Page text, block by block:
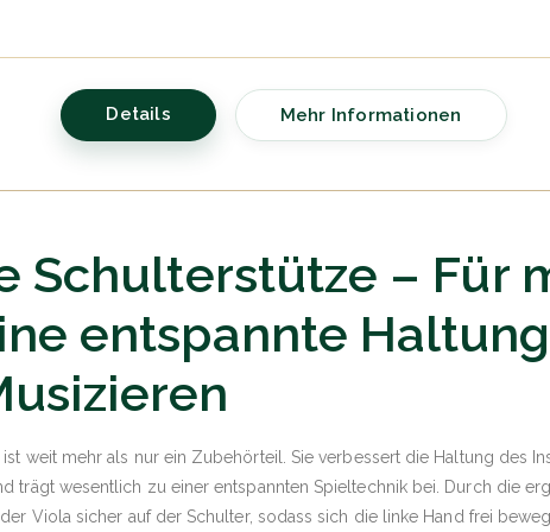
Details
Schulterstütze – Für
entspannte
weit mehr als nur ein Zubehörteil. Sie verbessert die Haltung des
trägt wesentlich zu einer entspannten Spieltechnik bei. Durch die
Viola sicher auf der Schulter, sodass sich die linke Hand frei
Mehr Informationen